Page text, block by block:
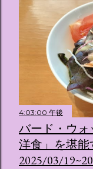
4:03:00 午後
バード・ウ
洋食」を堪
2025/03/19~20